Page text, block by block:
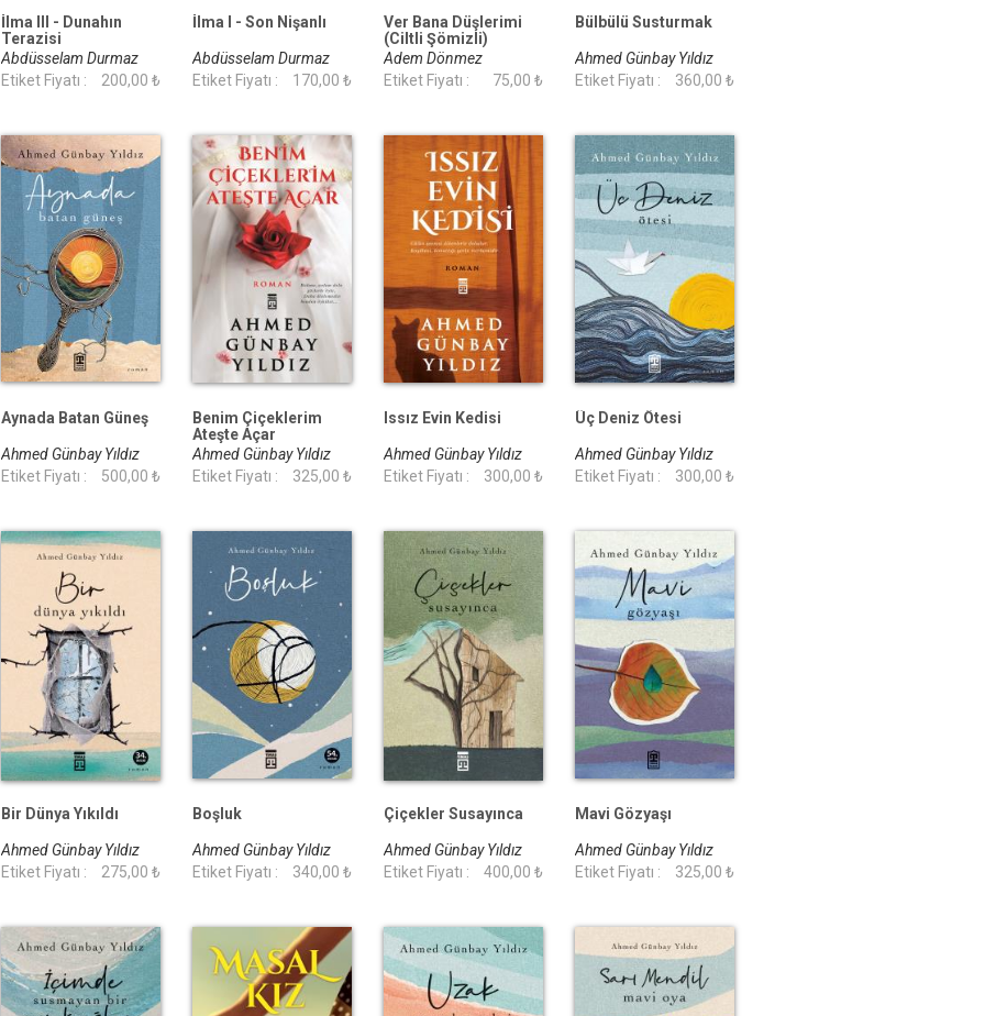
İlma III - Dunahın
Terazisi
Abdüsselam Durmaz
Etiket Fiyatı :
200,00 ₺
İlma I - Son Nişanlı
Abdüsselam Durmaz
Etiket Fiyatı :
170,00 ₺
Ver Bana Düşlerimi
(Ciltli Şömizli)
Adem Dönmez
Etiket Fiyatı :
75,00 ₺
Bülbülü Susturmak
Ahmed Günbay Yıldız
Etiket Fiyatı :
360,00 ₺
Aynada Batan Güneş
Ahmed Günbay Yıldız
Etiket Fiyatı :
500,00 ₺
Benim Çiçeklerim
Ateşte Açar
Ahmed Günbay Yıldız
Etiket Fiyatı :
325,00 ₺
Issız Evin Kedisi
Ahmed Günbay Yıldız
Etiket Fiyatı :
300,00 ₺
Üç Deniz Ötesi
Ahmed Günbay Yıldız
Etiket Fiyatı :
300,00 ₺
Bir Dünya Yıkıldı
Ahmed Günbay Yıldız
Etiket Fiyatı :
275,00 ₺
Boşluk
Ahmed Günbay Yıldız
Etiket Fiyatı :
340,00 ₺
Çiçekler Susayınca
Ahmed Günbay Yıldız
Etiket Fiyatı :
400,00 ₺
Mavi Gözyaşı
Ahmed Günbay Yıldız
Etiket Fiyatı :
325,00 ₺